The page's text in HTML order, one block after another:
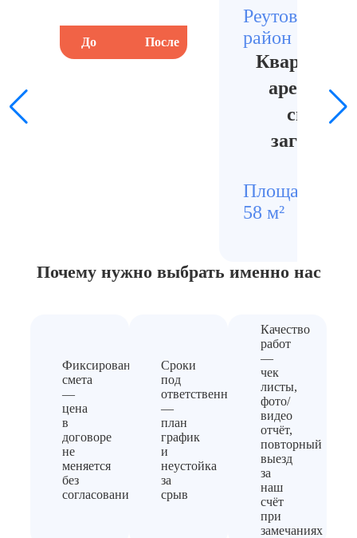
До После
Реутов,
район
Квартира
Площадь
58 м²
Почему нужно выбрать именно нас
Фиксированная
смета
—
цена
в
договоре
не
меняется
без
согласования
Сроки
под
ответственность
—
план
график
и
неустойка
за
срыв
Качество
работ
—
чек
листы,
фото/
видео
отчёт,
повторный
выезд
за
наш
счёт
при
замечаниях